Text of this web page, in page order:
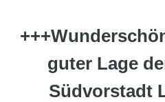
guter Lage
Südvorstadt